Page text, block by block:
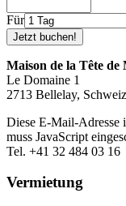
Für
Maison de la Tête de
Le Domaine 1
2713 Bellelay, Schweiz
Diese E-Mail-Adresse
muss JavaScript
Tel. +41 32 484 03 16
Vermietung